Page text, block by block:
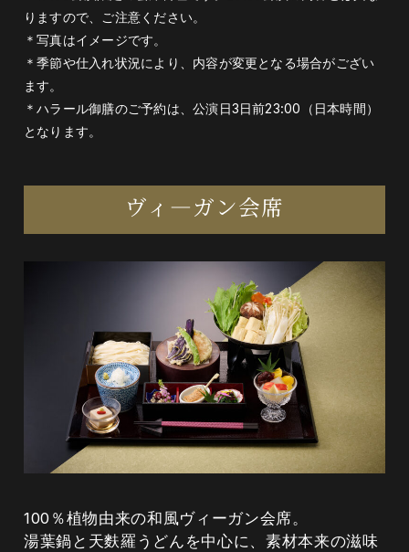
ース添え・だし巻き
卵・牛焼肉・白胡麻
豆腐・さわら柚庵焼
２種）
海老・獅子唐・天麩羅粉・卵・小松菜・油揚
んにく・牛肉・パプリカ・アスパラ・りん
ご・はちみつ・胡麻・鰆・大根・人参・絹さ
鍋物（ちゃんこ鍋＜ハラール対応＞）
白菜・長葱・水菜・えのき・椎茸・焼き豆
腐・結び白滝・油揚げ・鶏つくね・鶏肉・紅
麩・人参
甘味（フルーツあんみつ）
寒天・小豆・黒蜜・サトウキビ・オレンジ・
りんご・季節のフルーツ
豆・鶏肉・りんご・ごま
りますので、ご注意ください。
＊写真はイメージです。
＊季節や仕入れ状況により、内容が変更となる場合がござい
ます。
＊ハラール御膳のご予約は、公演日3日前23:00（日本時間）
となります。
ヴィ―ガン会席
100％植物由来の和風ヴィーガン会席。
湯葉鍋と天麩羅うどんを中心に、素材本来の滋味